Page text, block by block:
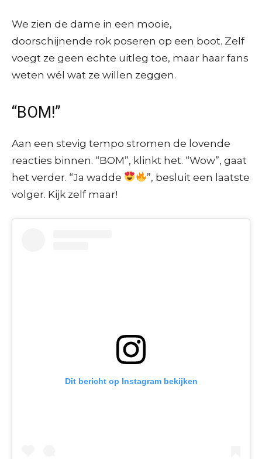
We zien de dame in een mooie,
doorschijnende rok poseren op een boot. Zelf
voegt ze geen echte uitleg toe, maar haar fans
weten wél wat ze willen zeggen.
“BOM!”
Aan een stevig tempo stromen de lovende
reacties binnen. “BOM”, klinkt het. “Wow”, gaat
het verder. “Ja wadde
”, besluit een laatste
volger. Kijk zelf maar!
Dit bericht op Instagram bekijken